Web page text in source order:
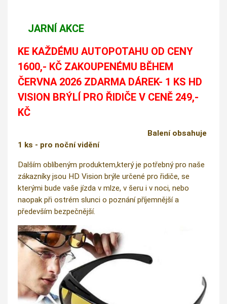
JARNÍ AKCE
KE KAŽDÉMU AUTOPOTAHU OD CENY
1600,- KČ ZAKOUPENÉMU BĚHEM
ČERVNA 2026 ZDARMA DÁREK- 1 KS HD
VISION BRÝLÍ PRO ŘIDIČE V CENĚ 249,-
KČ
Balení obsahuje
1 ks - pro noční vidění
Dalším oblíbeným produktem,který je potřebný pro naše
zákazníky jsou HD Vision brýle určené pro řidiče, se
kterými bude vaše jízda v mlze, v šeru i v noci, nebo
naopak při ostrém slunci o poznání příjemnější a
především bezpečnější.